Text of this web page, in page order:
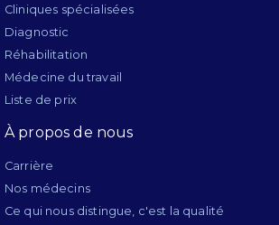
Cliniques spécialisées
Diagnostic
Réhabilitation
Médecine du travail
Liste de prix
À propos de nous
Carrière
Nos médecins
Ce qui nous distingue, c'est la qualité